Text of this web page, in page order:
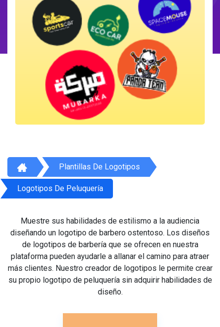
Plantillas De Logotipos
Logotipos De Peluquería
Muestre sus habilidades de estilismo a la audiencia
diseñando un logotipo de barbero ostentoso. Los diseños
de logotipos de barbería que se ofrecen en nuestra
plataforma pueden ayudarle a allanar el camino para atraer
más clientes. Nuestro creador de logotipos le permite crear
su propio logotipo de peluquería sin adquirir habilidades de
diseño.